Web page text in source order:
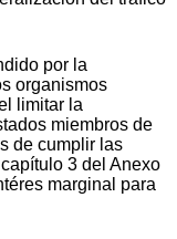
por la
organismos
limitar la
miembros de
de cumplir las
3 del Anexo
marginal para